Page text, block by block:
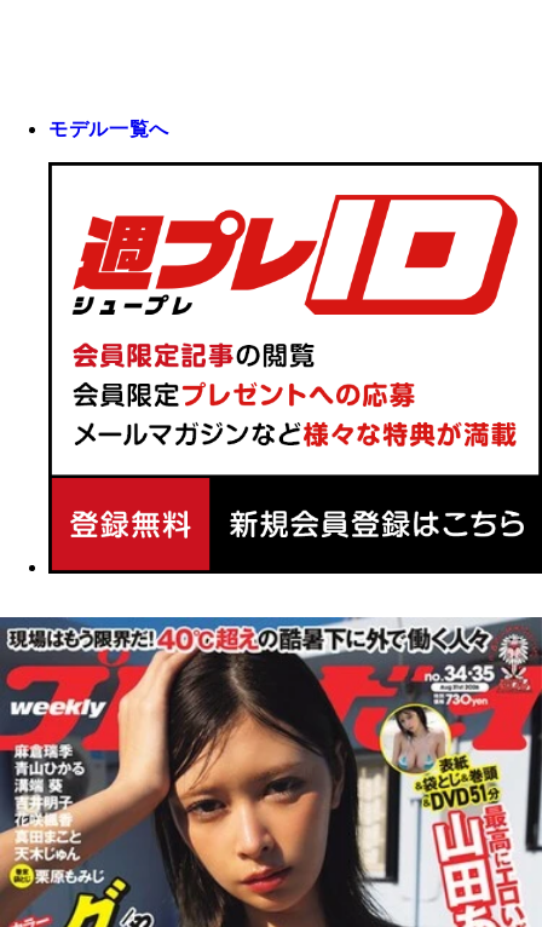
モデル一覧へ